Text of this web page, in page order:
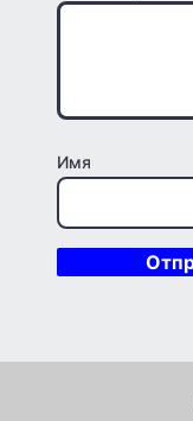
Имя